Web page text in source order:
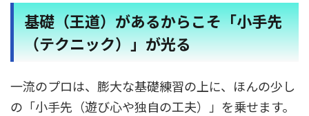
基礎（王道）があるからこそ「小手先
（テクニック）」が光る
一流のプロは、膨大な基礎練習の上に、ほんの少し
の「小手先（遊び心や独自の工夫）」を乗せます。